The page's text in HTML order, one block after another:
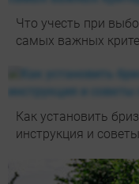
Что учесть при
самых важных
Как установить
инструкция и